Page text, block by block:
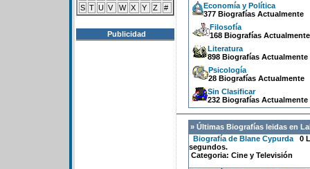
S T U V W X Y Z #
Publicidad
Economía y Política
377 Biografías Actualmente
Filosofía
168 Biografías Actualmente
Literatura
898 Biografías Actualmente
Psicología
28 Biografías Actualmente
Sin Clasificar
232 Biografías Actualmente
» Últimas Biografías leidas en
Biografía de Blane Cypurda
0
segundos.
Categoria: Cine y Televisión